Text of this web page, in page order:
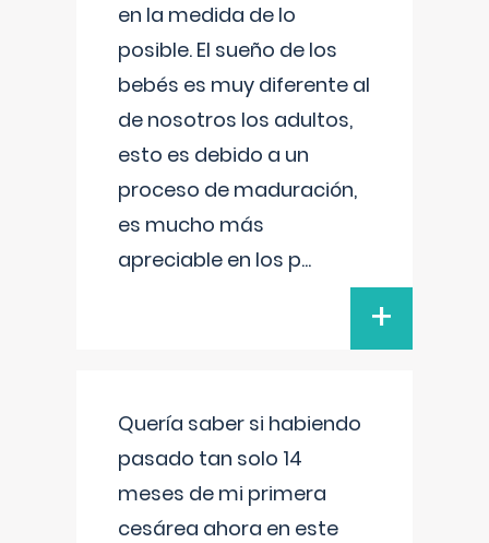
en la medida de lo
posible. El sueño de los
bebés es muy diferente al
de nosotros los adultos,
esto es debido a un
proceso de maduración,
es mucho más
apreciable en los p...
+
Quería saber si habiendo
pasado tan solo 14
meses de mi primera
cesárea ahora en este